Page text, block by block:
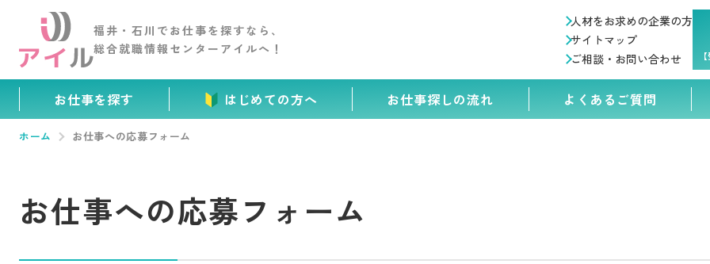
福井・石川でお仕事を探すなら、
総合就職情報センター アイルへ！
人材をお求めの企業の方
サイトマップ
ご相談・お問い合わせ
お仕事を探す はじめての方へ お仕事探しの流れ よくあるご質問
ホーム お仕事への応募フォーム
お仕事への応募フォーム